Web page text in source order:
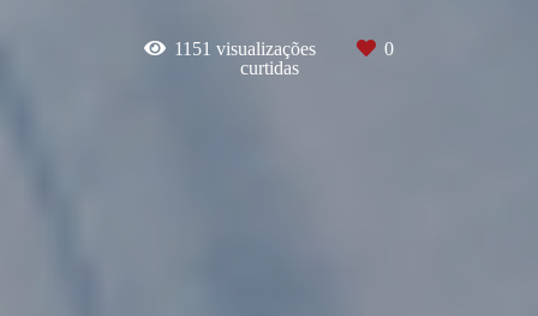
1151 visualizações
0
curtidas